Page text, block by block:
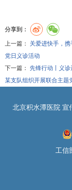
分享到：
上一篇：
关爱进快手，
党日义诊活动
下一篇： 先锋行动丨义
某支队组织开展联合主
北京积水潭医院 宣
工信